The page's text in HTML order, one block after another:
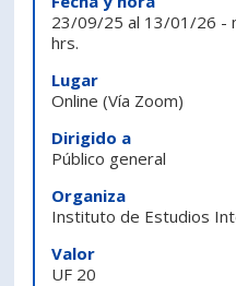
Estudiantes
23/09/25 al 13/01/26 -
hrs.
Lugar
Online (Vía Zoom)
Dirigido a
Público general
Organiza
Instituto de Estudios
Valor
UF 20